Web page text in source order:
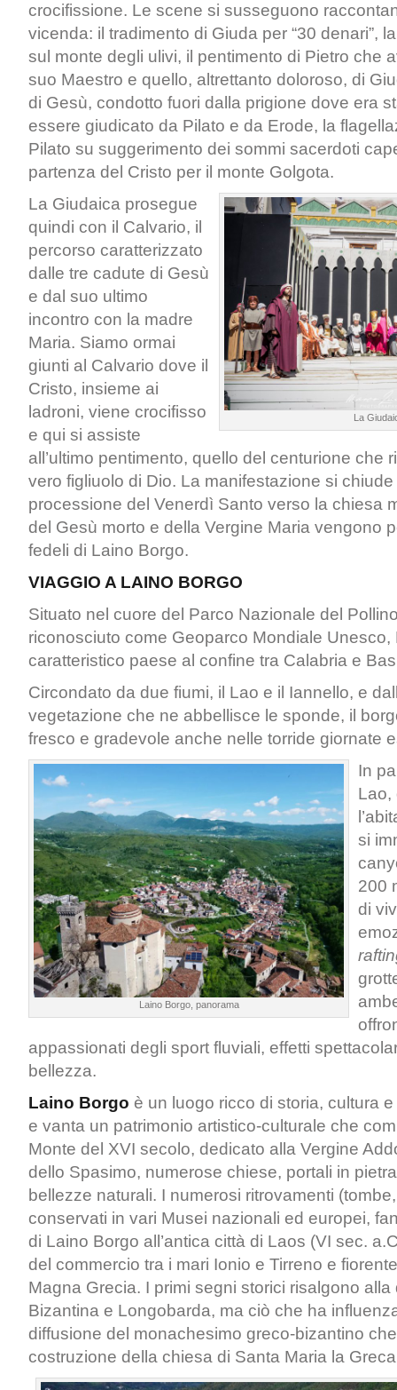
crocifissione. Le scene si susseguono
vicenda: il tradimento di Giuda per “30 denari”,
sul monte degli ulivi, il pentimento di Pietro che
suo Maestro e quello, altrettanto doloroso, di
di Gesù, condotto fuori dalla prigione dove era
essere giudicato da Pilato e da Erode, la
Pilato su suggerimento dei sommi sacerdoti
partenza del Cristo per il monte Golgota.
La
La Giudaica prosegue
quindi con il Calvario, il
percorso caratterizzato
dalle tre cadute di Gesù
e dal suo ultimo
incontro con la madre
Maria. Siamo ormai
giunti al Calvario dove il
Cristo, insieme ai
ladroni, viene crocifisso
e qui si assiste
all’ultimo pentimento, quello del centurione che
vero figliuolo di Dio. La manifestazione si
processione del Venerdì Santo verso la chiesa
del Gesù morto e della Vergine Maria vengono
fedeli di Laino Borgo.
VIAGGIO A LAINO BORGO
Situato nel cuore del Parco Nazionale del
riconosciuto come Geoparco Mondiale Unesco,
caratteristico paese al confine tra Calabria e
Circondato da due fiumi, il Lao e il Iannello, e
vegetazione che ne abbellisce le sponde, il
fresco e gradevole anche nelle torride giornate
Laino Borgo, panorama
In
Lao,
si
200
di
appassionati degli sport fluviali, effetti
bellezza.
Laino Borgo è un luogo ricco di storia, cultura
e vanta un patrimonio artistico-culturale che
Monte del XVI secolo, dedicato alla Vergine
dello Spasimo, numerose chiese, portali in
bellezze naturali. I numerosi ritrovamenti
conservati in vari Musei nazionali ed europei,
di Laino Borgo all’antica città di Laos (VI sec.
del commercio tra i mari Ionio e Tirreno e
Magna Grecia. I primi segni storici risalgono
Bizantina e Longobarda, ma ciò che ha
diffusione del monachesimo greco-bizantino
costruzione della chiesa di Santa Maria la